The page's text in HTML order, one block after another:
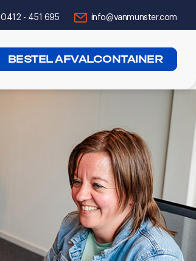
0412 - 451 695 info@vanmunster.com
BESTEL AFVALCONTAINER